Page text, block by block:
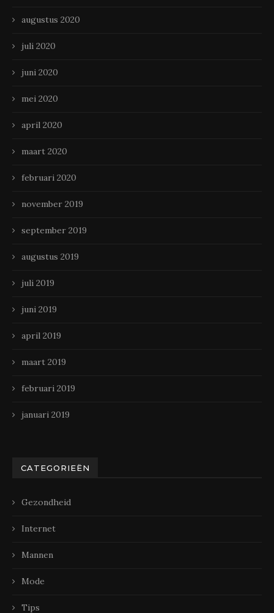
augustus 2020
juli 2020
juni 2020
mei 2020
april 2020
maart 2020
februari 2020
november 2019
september 2019
augustus 2019
juli 2019
juni 2019
april 2019
maart 2019
februari 2019
januari 2019
CATEGORIEËN
Gezondheid
Internet
Mannen
Mode
Tips